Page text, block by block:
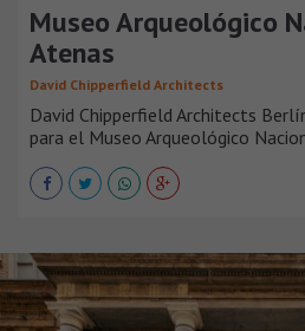
Museo Arqueológico
Atenas
David Chipperfield Architects
David Chipperfield Architects
para el Museo Arqueológico